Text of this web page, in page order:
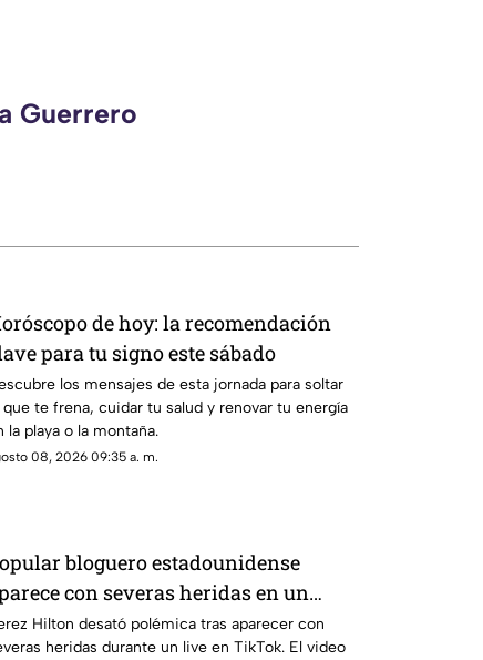
Guerrero
de hoy: la recomendación
para tu signo este sábado
los mensajes de esta jornada para soltar
que te frena, cuidar tu salud y renovar tu energía
la playa o la montaña.
08, 2026 09:35 a. m.
bloguero estadounidense
con severas heridas en un
¿buscaba interacción?
Hilton desató polémica tras aparecer con
heridas durante un live en TikTok. El video